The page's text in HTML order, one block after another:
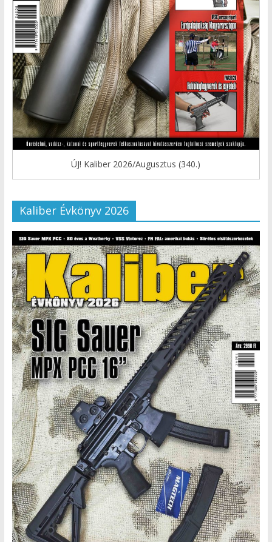
ÚJ! Kaliber 2026/Augusztus (340.)
Kaliber Évkönyv 2026